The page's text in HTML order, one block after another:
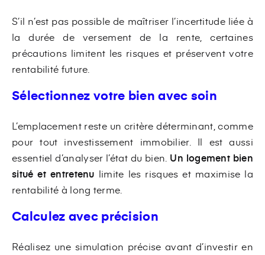
S’il n’est pas possible de maîtriser l’incertitude liée à
la durée de versement de la rente, certaines
précautions limitent les risques et préservent votre
rentabilité future.
Sélectionnez votre bien avec soin
L’emplacement reste un critère déterminant, comme
pour tout investissement immobilier. Il est aussi
essentiel d’analyser l’état du bien. Un logement bien
situé et entretenu limite les risques et maximise la
rentabilité à long terme.
Calculez avec précision
Réalisez une simulation précise avant d’investir en